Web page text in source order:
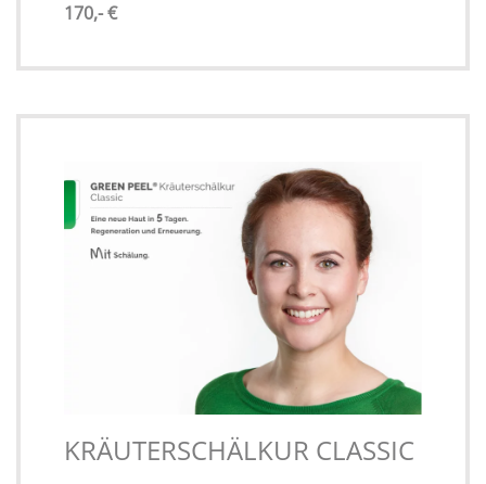
170,- €
KRÄUTERSCHÄLKUR CLASSIC